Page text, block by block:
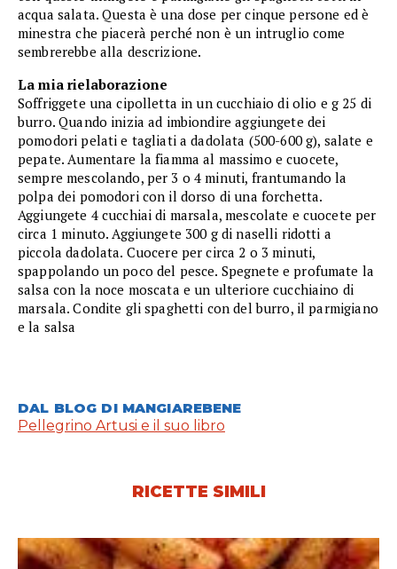
acqua salata. Questa è una dose per cinque persone ed è
minestra che piacerà perché non è un intruglio come
sembrerebbe alla descrizione.
La mia rielaborazione
Soffriggete una cipolletta in un cucchiaio di olio e g 25 di
burro. Quando inizia ad imbiondire aggiungete dei
pomodori pelati e tagliati a dadolata (500-600 g), salate e
pepate. Aumentare la fiamma al massimo e cuocete,
sempre mescolando, per 3 o 4 minuti, frantumando la
polpa dei pomodori con il dorso di una forchetta.
Aggiungete 4 cucchiai di marsala, mescolate e cuocete per
circa 1 minuto. Aggiungete 300 g di naselli ridotti a
piccola dadolata. Cuocere per circa 2 o 3 minuti,
spappolando un poco del pesce. Spegnete e profumate la
salsa con la noce moscata e un ulteriore cucchiaino di
marsala. Condite gli spaghetti con del burro, il parmigiano
e la salsa
DAL BLOG DI MANGIAREBENE
Pellegrino Artusi e il suo libro
RICETTE SIMILI